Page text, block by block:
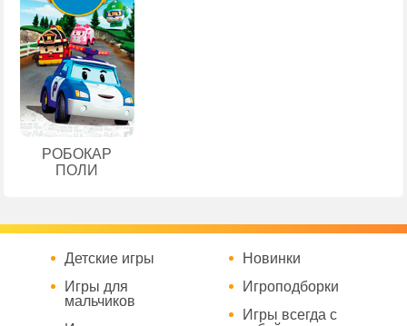
РОБОКАР
ПОЛИ
Детские игры
Игры для
мальчиков
Новинки
Игроподборки
Игры всегда с